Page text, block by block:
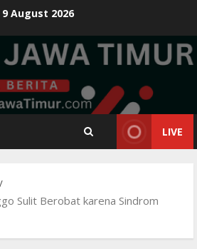
9 August 2026
LIVE
Sulit Berobat karena Sindrom